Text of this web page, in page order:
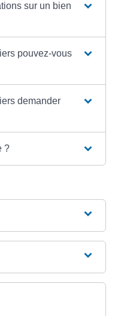
sur un bien
pouvez-vous
demander
?